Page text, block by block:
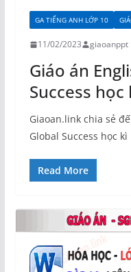
GA TIẾNG ANH LỚP 10
11/02/2023 giaoanppt
Giáo án
Success học
Giaoan.link chia sẻ
Global Success học
Read More